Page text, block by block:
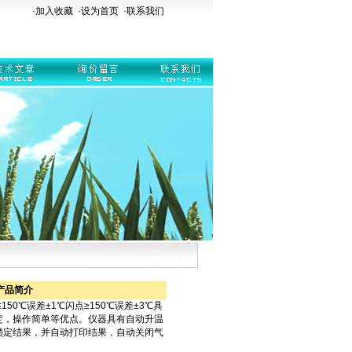
·加入收藏 ·设为首页 ·联系我们
品简介